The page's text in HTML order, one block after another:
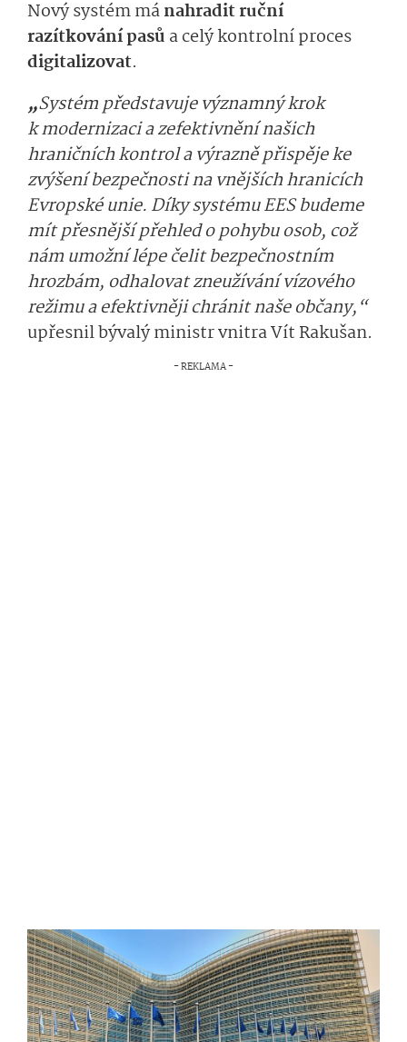
Nový systém mánahradit ruční
razítkování pasů a celý kontrolní proces
digitalizovat.
„Systém představuje významný krok
k modernizaci a zefektivnění našich
hraničních kontrol a výrazně přispěje ke
zvýšení bezpečnosti na vnějších hranicích
Evropské unie. Díky systému EES budeme
mít přesnější přehled o pohybu osob, což
nám umožní lépe čelit bezpečnostním
hrozbám, odhalovat zneužívání vízového
režimu a efektivněji chránit naše občany,“
upřesnil bývalý ministr vnitra Vít Rakušan.